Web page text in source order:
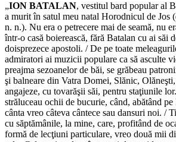
„ION BATALAN, vestitul bard popular al
a murit în satul meu natal Horodnicul de Jos
n. n.). Nu era o petrecere mai de seamă, nu
într-o casă boierească, fără Batalan cu ai săi
doisprezece apostoli. / De pe toate
admiratori ai muzicii populare ca să asculte
preajma sezoanelor de băi, se grăbeau
şi balneare din Vatra Domei, Slănic,
angajeze, cu tovarăşii săi, pentru staţiunile
străluceau ochii de bucurie, când, abătând
cânta vreo câteva cântece sau dansuri noi. /
cu săptămânile, la mine, care, profitând de
formă de lecţiuni particulare, vreo două mii